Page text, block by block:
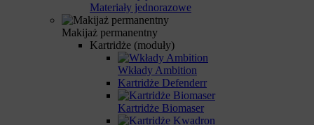
Materiały jednorazowe
Makijaż permanentny
Kartridże (moduły)
Wkłady Ambition
Kartridże Defenderr
Kartridże Biomaser